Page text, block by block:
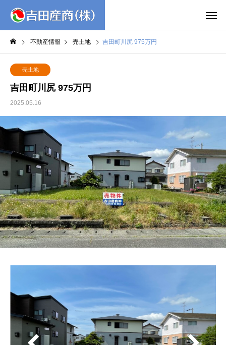
不動産情報 売土地 吉田町川尻 975万円
売土地
吉田町川尻 975万円
2025.05.16